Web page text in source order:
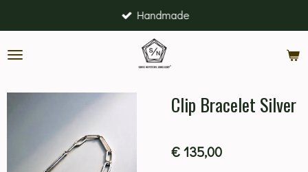
direct
naar
hoofdinhoud
Handmade
Clip Bracelet Silver
€ 135,00